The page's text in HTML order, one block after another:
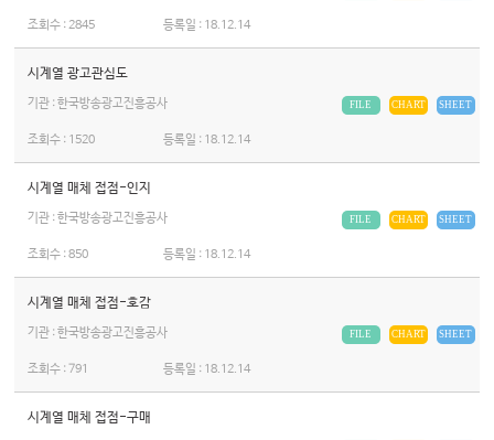
조회수 :2845 등록일 : 18.12.14
시계열 광고관심도
기관 : 한국방송광고진흥공사 SHEET
CHART
FILE
조회수 : 1520 등록일 : 18.12.14
시계열 매체 접점-인지
기관 : 한국방송광고진흥공사 SHEET
CHART
FILE
조회수 :850 등록일 : 18.12.14
시계열 매체 접점-호감
기관 : 한국방송광고진흥공사 SHEET
CHART
FILE
조회수 :791 등록일 : 18.12.14
시계열 매체 접점-구매